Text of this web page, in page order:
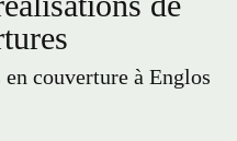
couverture à Englos